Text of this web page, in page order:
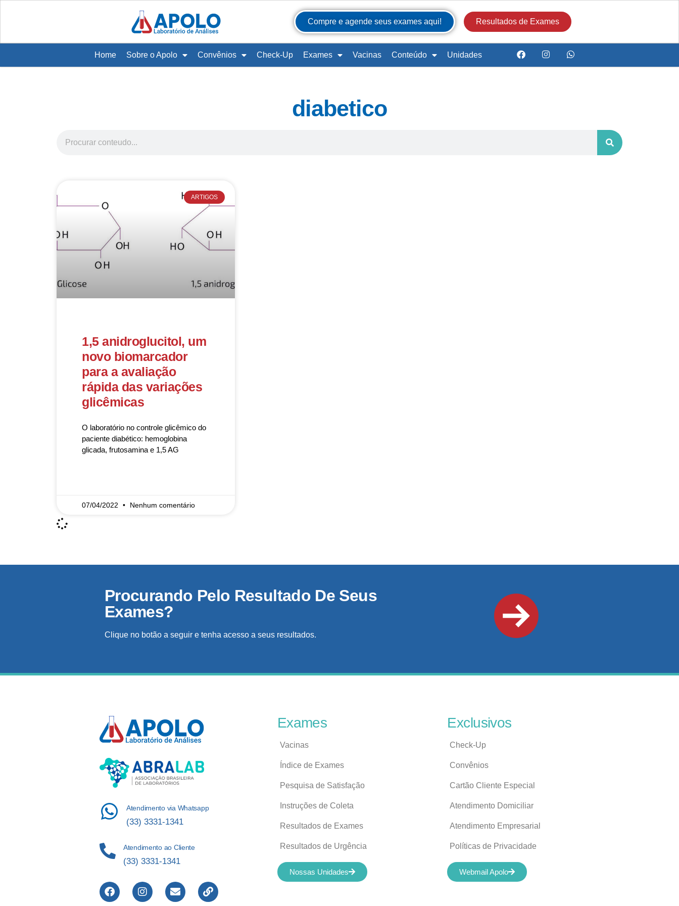
Compre e agende seus exames aqui! Resultados de Exames
Home Sobre o Apolo Convênios Check-Up Exames Vacinas Conteúdo Unidades
diabetico
ARTIGOS
1,5 anidroglucitol, um
novo biomarcador
para a avaliação
rápida das variações
glicêmicas
O laboratório no controle glicêmico do
paciente diabético: hemoglobina
glicada, frutosamina e 1,5 AG
07/04/2022 Nenhum comentário
Procurando Pelo Resultado De Seus
Exames?
Clique no botão a seguir e tenha acesso a seus resultados.
Atendimento via Whatsapp
(33) 3331-1341
Atendimento ao Cliente
(33) 3331-1341
Exames
Vacinas
Índice de Exames
Pesquisa de Satisfação
Instruções de Coleta
Resultados de Exames
Resultados de Urgência
Nossas Unidades
Exclusivos
Check-Up
Convênios
Cartão Cliente Especial
Atendimento Domiciliar
Atendimento Empresarial
Políticas de Privacidade
Webmail Apolo